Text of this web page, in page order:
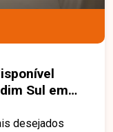
e conheça
Sul em
desejados